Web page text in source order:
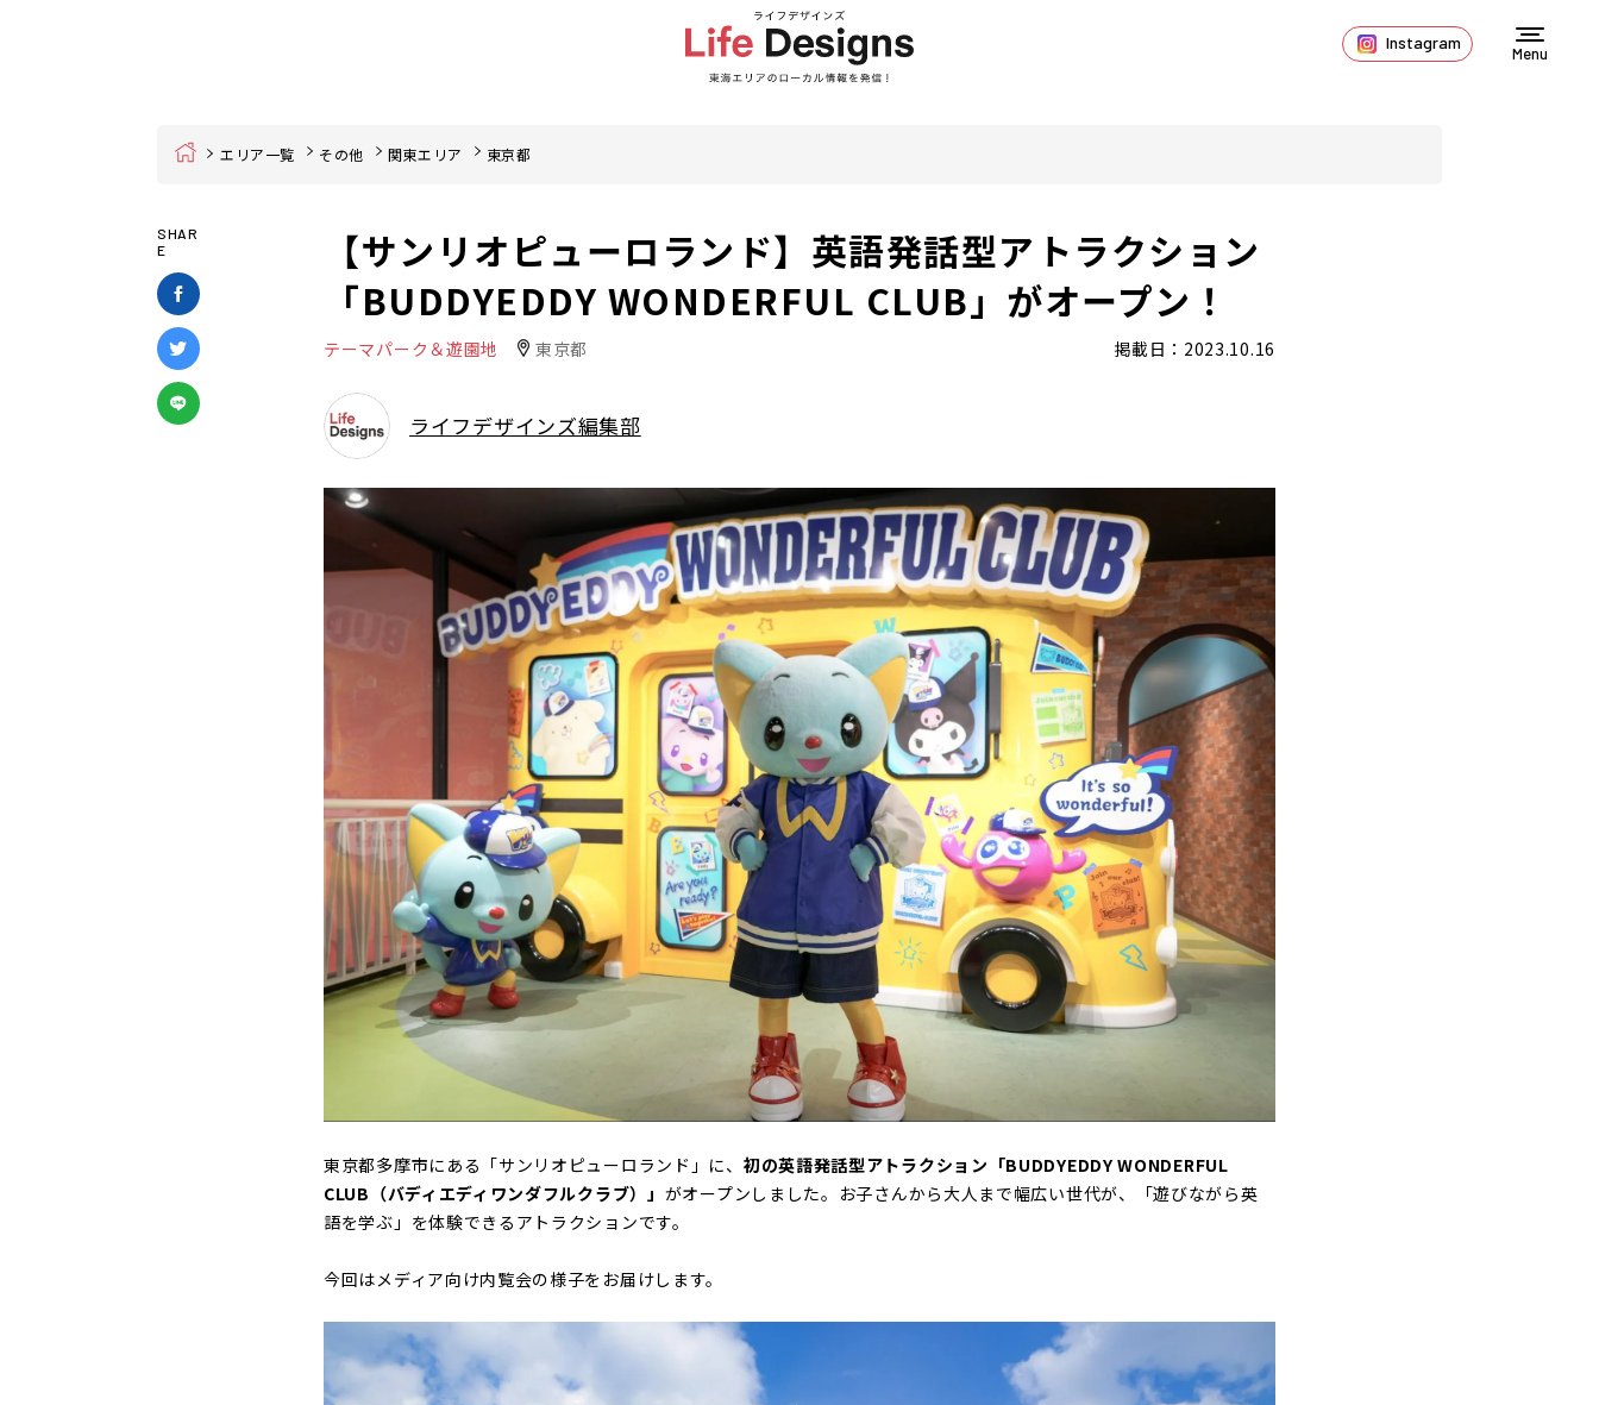
Instagram
Menu
Home エリア一覧 その他 関東エリア 東京都
SHAR
E
【サンリオピューロランド】英語発話型アトラクション
「BUDDYEDDY WONDERFUL CLUB」がオープン！
テーマパーク＆遊園地 東京都 掲載日：2023.10.16
ライフデザインズ編集部
東京都多摩市にある「サンリオピューロランド」に、 初の英語発話型アトラクション「BUDDYEDDY WONDERFUL
CLUB（バディエディワンダフルクラブ）」 がオープンしました。お子さんから大人まで幅広い世代が、「遊びながら英
語を学ぶ」を体験できるアトラクションです。
今回はメディア向け内覧会の様子をお届けします。